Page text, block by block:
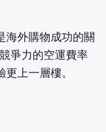
海外購物成功的關
爭力的空運費率
上一層樓。